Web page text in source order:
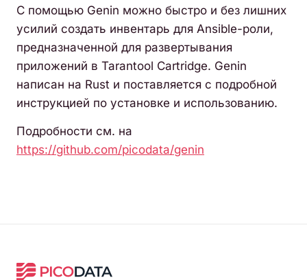
С помощью Genin можно быстро и без лишних
усилий создать инвентарь для Ansible-роли,
предназначенной для развертывания
приложений в Tarantool Cartridge. Genin
написан на Rust и поставляется с подробной
инструкцией по установке и использованию.
Подробности см. на
https://github.com/picodata/genin